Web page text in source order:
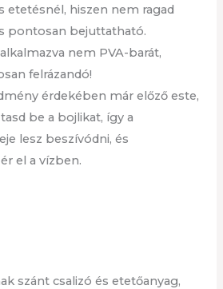
etetésnél, hiszen nem ragad
pontosan bejuttatható.
nem PVA-barát,
felrázandó!
érdekében már előző este,
be a bojlikat, így a
lesz beszívódni, és
el a vízben.
szánt csalizó és etetőanyag,